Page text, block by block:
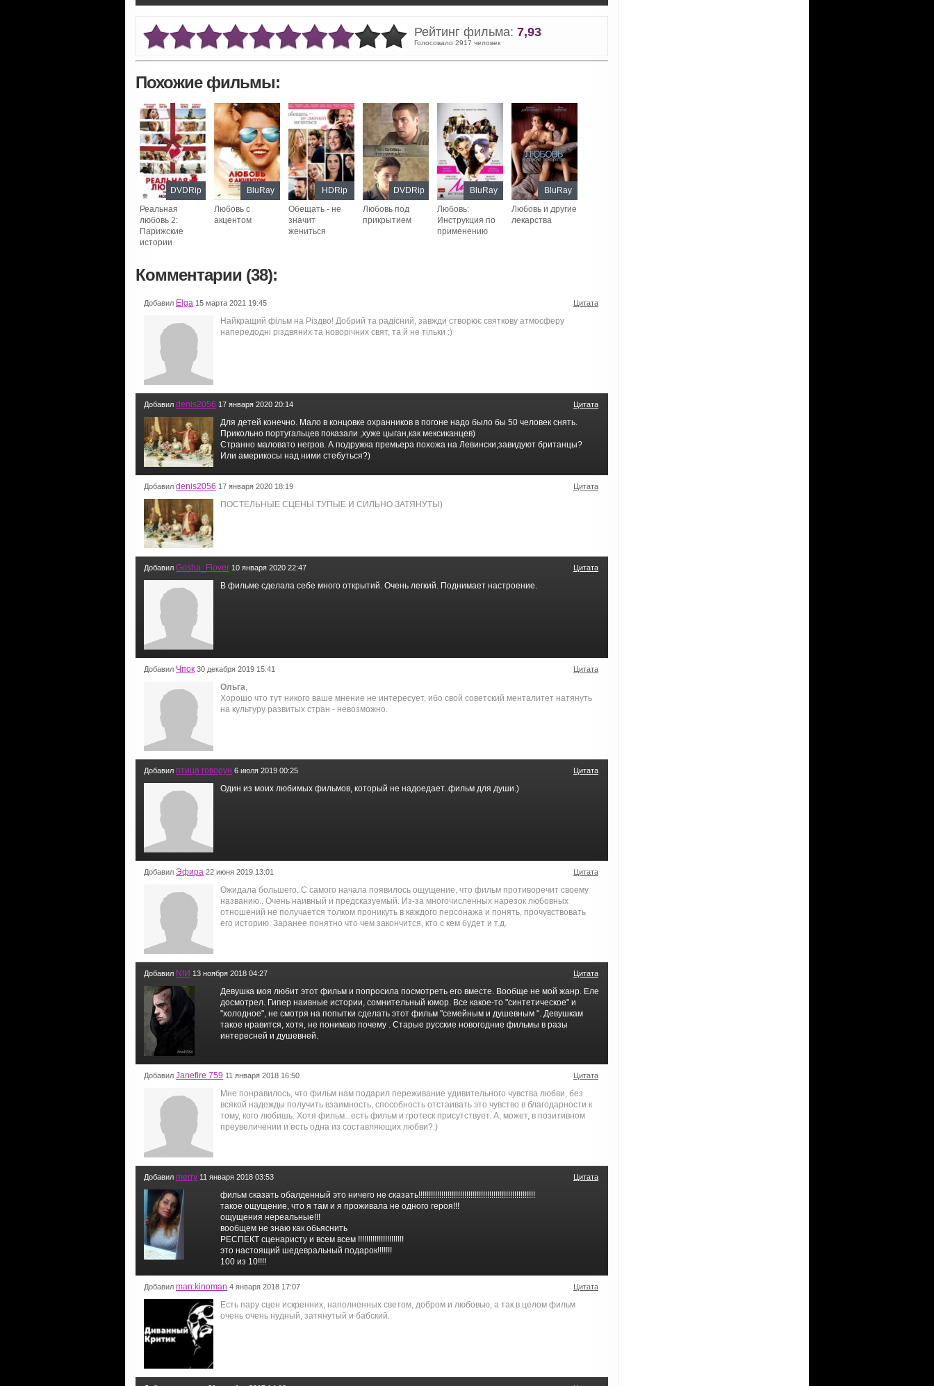
Рейтинг фильма: 7,93
Голосовало 2917 человек
Похожие фильмы:
Реальная
любовь 2:
Парижские
истории
DVDRip
Любовь с
акцентом
BluRay
Обещать - не
значит
жениться
HDRip
Любовь под
прикрытием
DVDRip
Любовь:
Инструкция по
применению
BluRay
Любовь и другие
лекарства
BluRay
Комментарии (38):
Добавил Elga 15 марта 2021 19:45 Цитата
Найкращий фільм на Різдво! Добрий та радісний, завжди створює святкову атмосферу
напередодні різдвяних та новорічних свят, та й не тільки :)
Добавил denis2056 17 января 2020 20:14 Цитата
Для детей конечно. Мало в концовке охранников в погоне надо было бы 50 человек снять.
Прикольно португальцев показали ,хуже цыган,как мексиканцев)
Странно маловато негров. А подружка премьера похожа на Левински,завидуют британцы?
Или америкосы над ними стебуться?)
Добавил denis2056 17 января 2020 18:19 Цитата
ПОСТЕЛЬНЫЕ СЦЕНЫ ТУПЫЕ И СИЛЬНО ЗАТЯНУТЫ)
Добавил Gosha_Flover 10 января 2020 22:47 Цитата
В фильме сделала себе много открытий. Очень легкий. Поднимает настроение.
Добавил Чпок 30 декабря 2019 15:41 Цитата
Ольга,
Хорошо что тут никого ваше мнение не интересует, ибо свой советский менталитет натянуть
на культуру развитых стран - невозможно.
Добавил птица говорун 6 июля 2019 00:25 Цитата
Один из моих любимых фильмов, который не надоедает..фильм для души.)
Добавил Эфира 22 июня 2019 13:01 Цитата
Ожидала большего. С самого начала появилось ощущение, что фильм противоречит своему
названию.. Очень наивный и предсказуемый. Из-за многочисленных нарезок любовных
отношений не получается толком проникуть в каждого персонажа и понять, прочувствовать
его историю. Заранее понятно что чем закончится, кто с кем будет и т.д.
Добавил NIИ 13 ноября 2018 04:27 Цитата
Девушка моя любит этот фильм и попросила посмотреть его вместе. Вообще не мой жанр. Еле
досмотрел. Гипер наивные истории, сомнительный юмор. Все какое-то "синтетическое" и
"холодное", не смотря на попытки сделать этот фильм "семейным и душевным ". Девушкам
такое нравится, хотя, не понимаю почему . Старые русские новогодние фильмы в разы
интересней и душевней.
Добавил Janefire 759 11 января 2018 16:50 Цитата
Мне понравилось, что фильм нам подарил переживание удивительного чувства любви, без
всякой надежды получить взаимность, способность отстаивать это чувство в благодарности к
тому, кого любишь. Хотя фильм...есть фильм и гротеск присутствует. А, может, в позитивном
преувеличении и есть одна из составляющих любви?:)
Добавил merry 11 января 2018 03:53 Цитата
фильм сказать обалденный это ничего не сказать!!!!!!!!!!!!!!!!!!!!!!!!!!!!!!!!!!!!!!!!!!!!!!!!!!!!!!!!
такое ощущение, что я там и я проживала не одного героя!!!
ощущения нереальные!!!
вообщем не знаю как обьяснить
РЕСПЕКТ сценаристу и всем всем !!!!!!!!!!!!!!!!!!!!!!
это настоящий шедевральный подарок!!!!!!!
100 из 10!!!!
Добавил man.kinoman 4 января 2018 17:07 Цитата
Есть пару сцен искренних, наполненных светом, добром и любовью, а так в целом фильм
очень очень нудный, затянутый и бабский.